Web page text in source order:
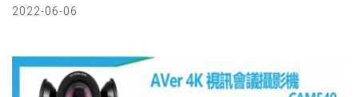
2022-06-06